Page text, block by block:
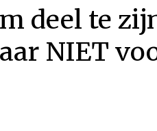
deel te
NIET